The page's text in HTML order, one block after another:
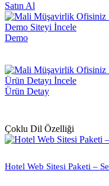
Satın Al
Demo
Ürün Detay
Çoklu Dil Özelliği
Hotel Web Sitesi Paketi –